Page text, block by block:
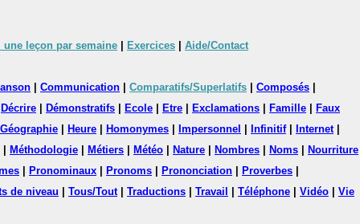
une leçon par semaine Exercices Aide/Contact
Communication Comparatifs/Superlatifs Composés
Décrire Démonstratifs Ecole Etre Exclamations Famille
Faux
Géographie Heure Homonymes Impersonnel Infinitif| Internet|
Méthodologie Métiers Météo Nature Nombres Noms
Nourriture
Pronominaux Pronoms Prononciation Proverbes
de niveau Tous/Tout| Traductions Travail Téléphone Vidéo
Vie